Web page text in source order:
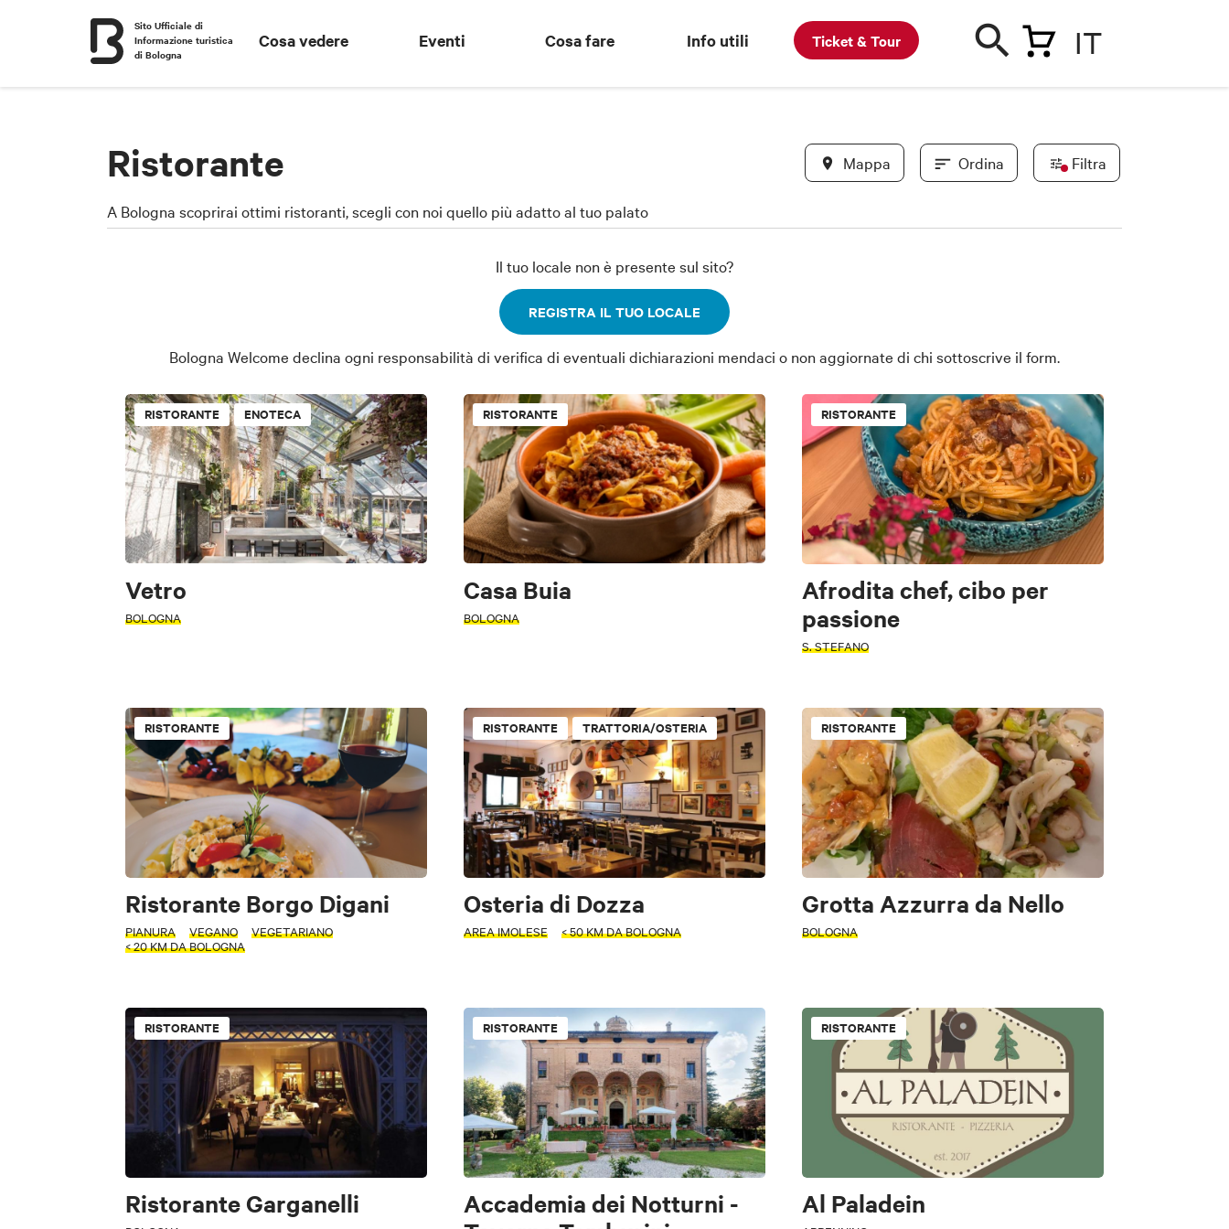
Sito Ufficiale di
Informazione turistica
di Bologna
Cosa vedere Eventi Cosa fare Info utili Ticket & Tour IT
Ristorante Mappa Ordina
Novità
Filtra
A Bologna scoprirai ottimi ristoranti, scegli con noi quello più adatto al tuo palato
Il tuo locale non è presente sul sito?
REGISTRA IL TUO LOCALE
Bologna Welcome declina ogni responsabilità di verifica di eventuali dichiarazioni mendaci o non aggiornate di chi sottoscrive il form.
RISTORANTE ENOTECA
Vetro
BOLOGNA
RISTORANTE
Casa Buia
BOLOGNA
RISTORANTE
Afrodita chef, cibo per
passione
S. STEFANO
RISTORANTE
Ristorante Borgo Digani
PIANURA VEGANO
VEGETARIANO
< 20 KM DA BOLOGNA
RISTORANTE TRATTORIA/OSTERIA
Osteria di Dozza
AREA IMOLESE < 50 KM DA BOLOGNA
RISTORANTE
Grotta Azzurra da Nello
BOLOGNA
RISTORANTE
Ristorante Garganelli
RISTORANTE
Accademia dei Notturni -
RISTORANTE
Al Paladein
+
−
TIPOLOGIA
Ristorante Trattoria/Osteria Pizzeria Agriturismo Enoteca Fast Food
Self Service Scuole di cucina e Sfogline Cantine e Aziende Agricole
Seleziona un periodo
CERCA
TIPOLOGIA